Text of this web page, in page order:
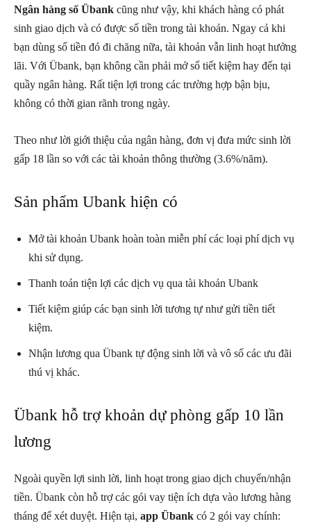
Ngân hàng số Übank cũng như vậy, khi khách hàng có phát
sinh giao dịch và có được số tiền trong tài khoản. Ngay cả khi
bạn dùng số tiền đó đi chăng nữa, tài khoản vẫn linh hoạt hưởng
lãi. Với Übank, bạn không cần phải mở sổ tiết kiệm hay đến tại
quầy ngân hàng. Rất tiện lợi trong các trường hợp bận bịu,
không có thời gian rãnh trong ngày.
Theo như lời giới thiệu của ngân hàng, đơn vị đưa mức sinh lời
gấp 18 lần so với các tài khoản thông thường (3.6%/năm).
Sản phẩm Ubank hiện có
Mở tài khoản Ubank hoàn toàn miễn phí các loại phí dịch vụ
khi sử dụng.
Thanh toán tiện lợi các dịch vụ qua tài khoản Ubank
Tiết kiệm giúp các bạn sinh lời tương tự như gửi tiền tiết
kiệm.
Nhận lương qua Übank tự động sinh lời và vô số các ưu đãi
thú vị khác.
Übank hỗ trợ khoản dự phòng gấp 10 lần
lương
Ngoài quyền lợi sinh lời, linh hoạt trong giao dịch chuyển/nhận
tiền. Übank còn hỗ trợ các gói vay tiện ích dựa vào lương hàng
tháng để xét duyệt. Hiện tại, app Übank có 2 gói vay chính: